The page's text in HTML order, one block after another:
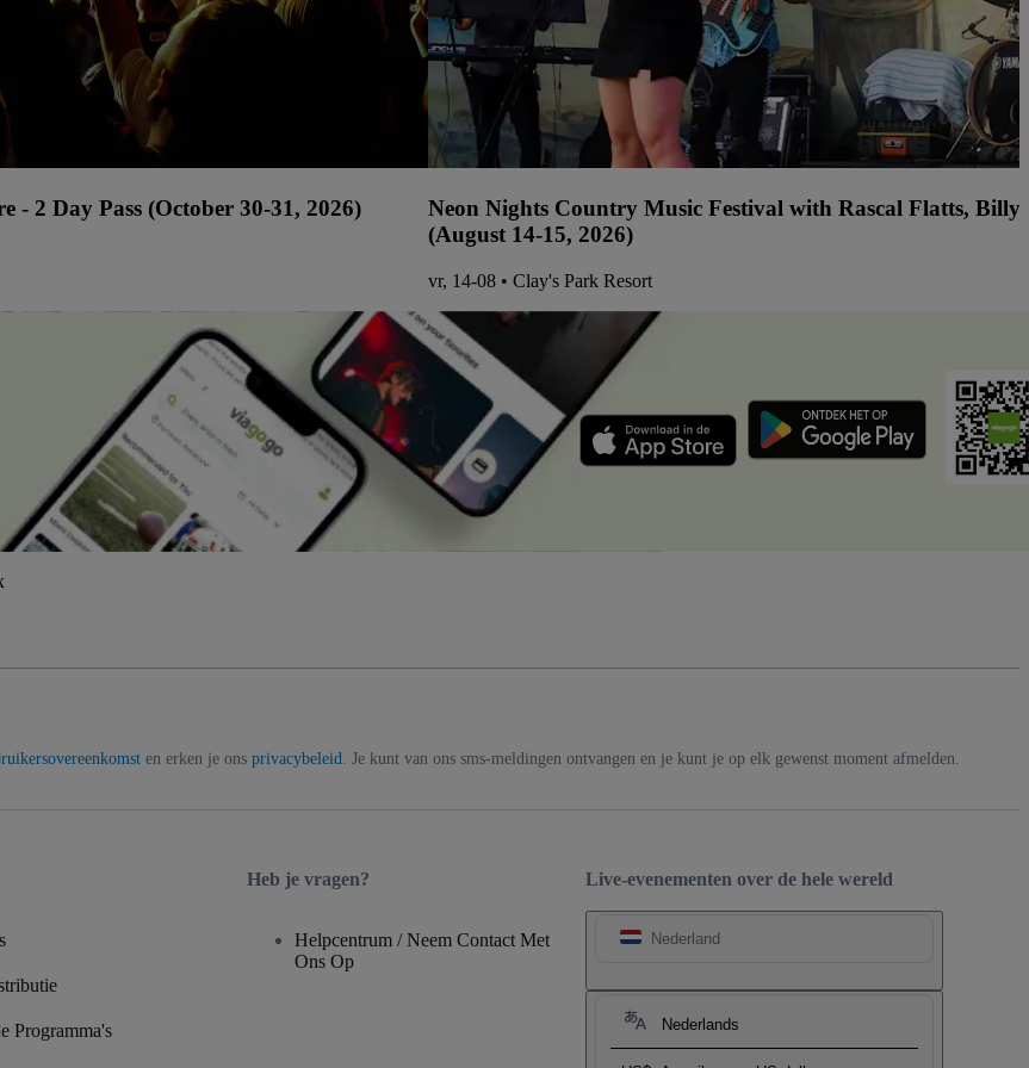
2 Day Pass (October 30-31, 2026)
Neon Nights Country Music Festival with Rascal Flatts,
(August 14-15, 2026)
vr, 14-08 • Clay's Park Resort
en erken je ons privacybeleid . Je kunt van ons sms-meldingen ontvangen en je kunt je op elk gewenst moment afmelden.
Live-evenementen over de hele wereld
Nederland
Nederlands
Programma's
Heb je vragen?
Helpcentrum / Neem Contact Met
Ons Op